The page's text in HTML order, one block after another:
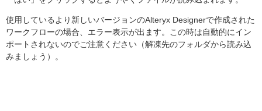
使用しているより新しいバージョンのAlteryx Designerで作成された
ワークフローの場合、エラー表示が出ます。この時は自動的にイン
ポートされないのでご注意ください（解凍先のフォルダから読み込
みましょう）。